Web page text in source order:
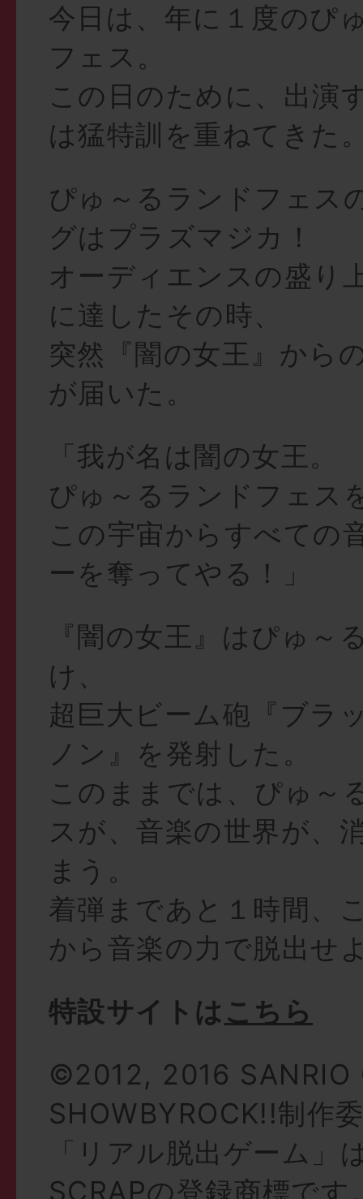
今日は、年に１度のぴ
フェス。
この日のために、出演
は猛特訓を重ねてきた
ぴゅ～るランドフェス
グはプラズマジカ！
オーディエンスの盛り
に達したその時、
突然『闇の女王』から
が届いた。
「我が名は闇の女王。
ぴゅ～るランドフェス
この宇宙からすべての
ーを奪ってやる！」
『闇の女王』はぴゅ～
け、
超巨大ビーム砲『ブラ
ノン』を発射した。
このままでは、ぴゅ～
スが、音楽の世界が、
まう。
着弾まであと１時間、
から音楽の力で脱出せ
特設サイトは こちら
©2012, 2016
SHOWBYROCK!!制作
「リアル脱出ゲーム」
SCRAPの登録商標です